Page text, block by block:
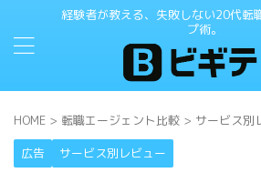
経験者が教える、失敗しない20代転
プ術。
HOME > 転職エージェント比較 > サービス別
広告
サービス別レビュー